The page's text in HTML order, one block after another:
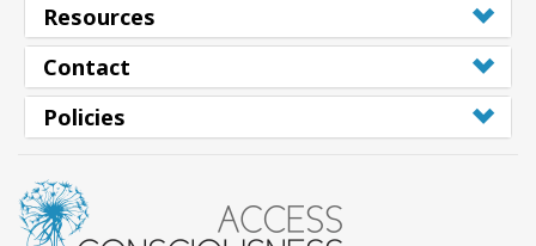
Resources
Contact
Policies